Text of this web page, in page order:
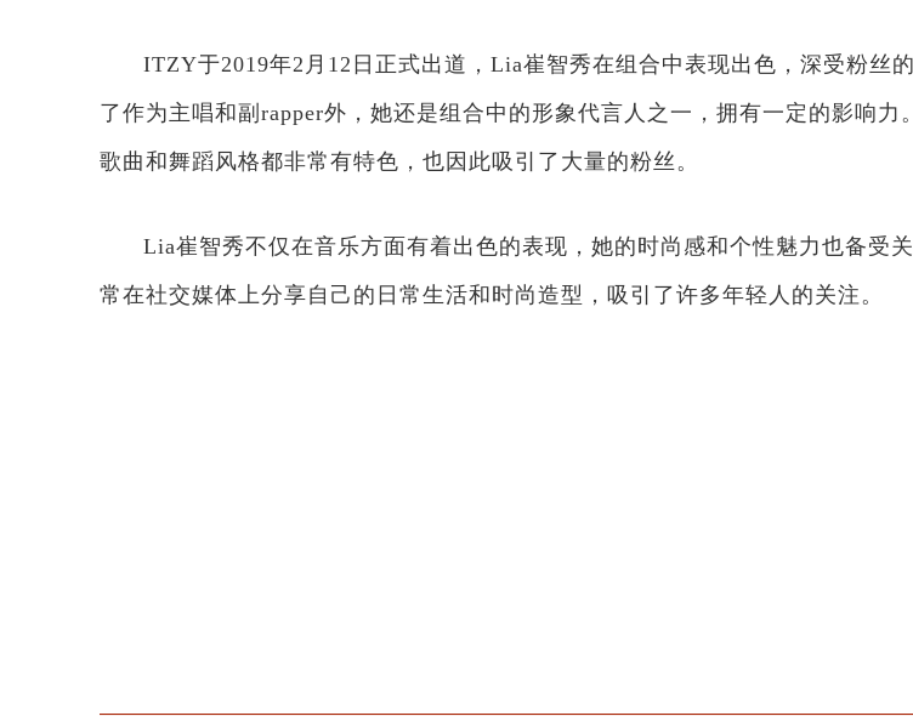
ITZY于2019年2月12日正式出道，Lia崔智秀在组合中表现出色，深受粉丝
了作为主唱和副rapper外，她还是组合中的形象代言人之一，拥有一定的影响力
歌曲和舞蹈风格都非常有特色，也因此吸引了大量的粉丝。
Lia崔智秀不仅在音乐方面有着出色的表现，她的时尚感和个性魅力也备受
常在社交媒体上分享自己的日常生活和时尚造型，吸引了许多年轻人的关注。